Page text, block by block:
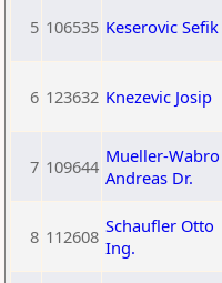
5 106535 Keserovic Sefik
6 123632 Knezevic Josip
7 109644 Mueller-Wabro
Andreas Dr.
8 112608 Schaufler Otto
Ing.